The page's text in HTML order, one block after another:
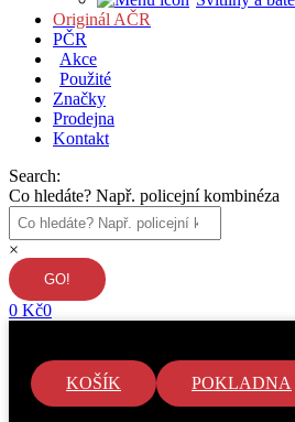
Originál AČR
PČR
Akce
Použité
Značky
Prodejna
Kontakt
Search:
Co hledáte? Např. policejní kombinéza
×
0 Kč0
KOŠÍK POKLADNA